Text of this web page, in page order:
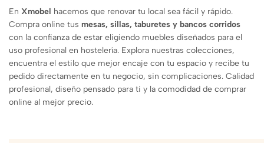
En Xmobel hacemos que renovar tu local sea fácil y rápido.
Compra online tus mesas, sillas, taburetes y bancos corridos
con la confianza de estar eligiendo muebles diseñados para el
uso profesional en hostelería. Explora nuestras colecciones,
encuentra el estilo que mejor encaje con tu espacio y recibe tu
pedido directamente en tu negocio, sin complicaciones. Calidad
profesional, diseño pensado para ti y la comodidad de comprar
online al mejor precio.